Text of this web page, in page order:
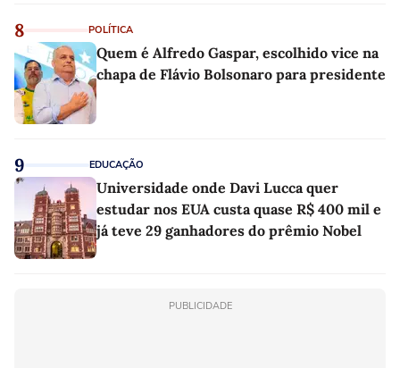
8 POLÍTICA
Quem é Alfredo Gaspar, escolhido vice na
chapa de Flávio Bolsonaro para presidente
9 EDUCAÇÃO
Universidade onde Davi Lucca quer
estudar nos EUA custa quase R$ 400 mil e
já teve 29 ganhadores do prêmio Nobel
PUBLICIDADE